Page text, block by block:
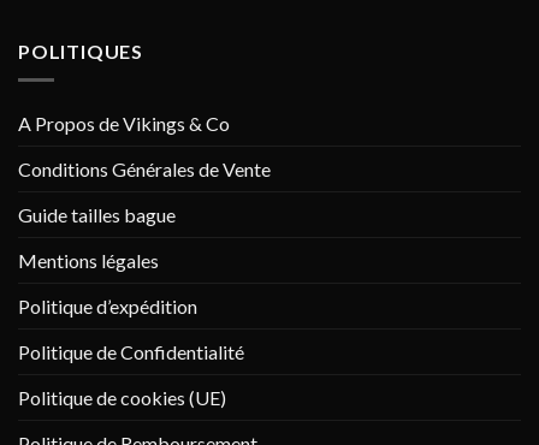
POLITIQUES
A Propos de Vikings & Co
Conditions Générales de Vente
Guide tailles bague
Mentions légales
Politique d’expédition
Politique de Confidentialité
Politique de cookies (UE)